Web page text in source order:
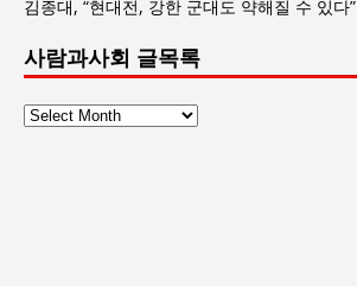
김종대, “현대전, 강한 군대도 약해질 수 있다”
사람과사회 글목록
사